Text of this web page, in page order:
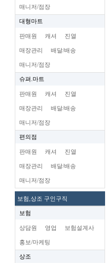
매니저/점장
대형마트
판매원 캐셔 진열
매장관리 배달/배송
매니저/점장
슈펴.마트
판매원 캐셔 진열
매장관리 배달/배송
매니저/점장
편의점
판매원 캐셔 진열
매장관리 배달/배송
매니저/점장
보험,상조 구인구직
보험
상담원 영업 보험설계사
홍보/마케팅
상조